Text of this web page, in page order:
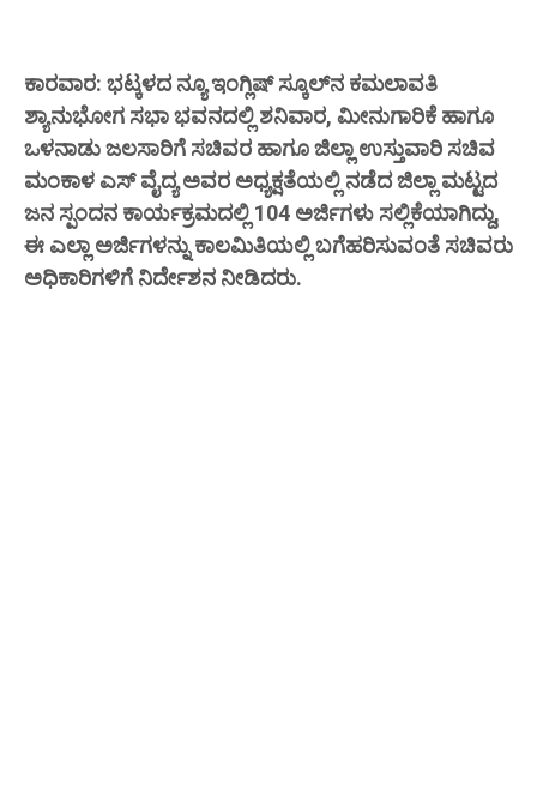
ಕಾರವಾರ: ಭಟ್ಕಳದ ನ್ಯೂ ಇಂಗ್ಲಿಷ್ ಸ್ಕೂಲ್‌ನ ಕಮಲಾವತಿ
ಶ್ಯಾನುಭೋಗ ಸಭಾ ಭವನದಲ್ಲಿ ಶನಿವಾರ, ಮೀನುಗಾರಿಕೆ ಹಾಗೂ
ಒಳನಾಡು ಜಲಸಾರಿಗೆ ಸಚಿವರ ಹಾಗೂ ಜಿಲ್ಲಾ ಉಸ್ತುವಾರಿ ಸಚಿವ
ಮಂಕಾಳ ಎಸ್ ವೈದ್ಯ ಅವರ ಅಧ್ಯಕ್ಷತೆಯಲ್ಲಿ ನಡೆದ ಜಿಲ್ಲಾ ಮಟ್ಟದ
ಜನ ಸ್ಪಂದನ ಕಾರ್ಯಕ್ರಮದಲ್ಲಿ 104 ಅರ್ಜಿಗಳು ಸಲ್ಲಿಕೆಯಾಗಿದ್ದು,
ಈ ಎಲ್ಲಾ ಅರ್ಜಿಗಳನ್ನು ಕಾಲಮಿತಿಯಲ್ಲಿ ಬಗೆಹರಿಸುವಂತೆ ಸಚಿವರು
ಅಧಿಕಾರಿಗಳಿಗೆ ನಿರ್ದೇಶನ ನೀಡಿದರು.